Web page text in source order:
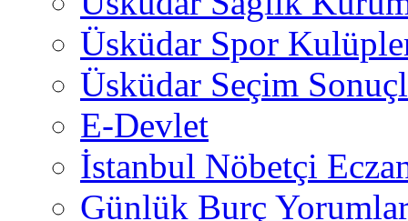
Üsküdar Spor
Üsküdar Seçim
E-Devlet
İstanbul Nöbetçi
Günlük Burç